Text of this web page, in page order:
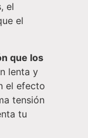
el
el
que los
lenta y
el efecto
tensión
tu